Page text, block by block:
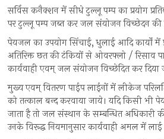
सर्विस कनैक्शन में सीधे टुल्लू पम्प का प्रयोग
पर टुल्लू पम्प जब्त कर जल संयोजन विच्छेदन की
पेयजल का उपयोग सिंचाई, धुलाई आदि कार्यों में
अतिरिक्त छत की टंकियों से ओवरफ्लो / रिसाव
कार्यवाही एवम् जल संयोजन विच्छेदित कर दिया
मुख्य एवम् वितरण पाईप लाईनों में लीकेज
को तत्काल बन्द करवाया जाये। यदि किसी भी
जाता है तो जल संस्थान के सम्बन्धित अधिकारी की
उनके विरूद्ध नियमानुसार कार्यवाही अमल में लाई